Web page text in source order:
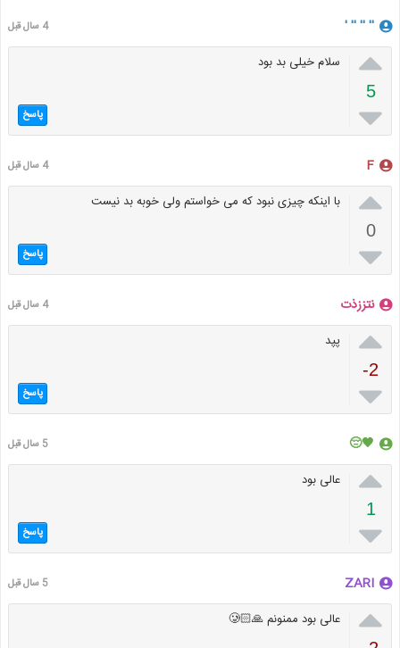
'' '' '' ' 4 سال قبل

5

سلام خیلی بد بود
پاسخ
F 4 سال قبل

0

با اینکه چیزی نبود که می خواستم ولی خوبه بد نیست
پاسخ
نتززذت 4 سال قبل

-2

پپد
پاسخ
🖤😔 5 سال قبل

1

عالی بود
پاسخ
ZARI 5 سال قبل
 عالی بود ممنونم 🙏🏻🥲